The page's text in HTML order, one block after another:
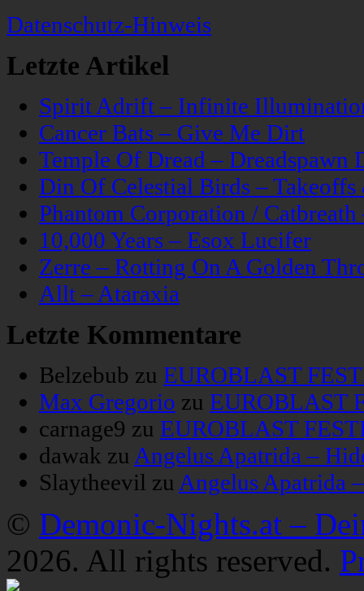
Datenschutz-Hinweis
Letzte Artikel
Spirit Adrift – Infinite
Cancer Bats – Give Me Dirt
Temple Of Dread – Dreadspawn
Din Of Celestial Birds –
Phantom Corporation /
10,000 Years – Esox Lucifer
Zerre – Rotting On A Golden
Allt – Ataraxia
Letzte Kommentare
Belzebub zu EUROBLAST
Max Gregorio zu EUROBLAST
carnage9 zu EUROBLAST
dawak zu Angelus Apatrida –
Slaytheevil zu Angelus Apatrida
© Demonic-Nights.at –
2026. All rights reserved.